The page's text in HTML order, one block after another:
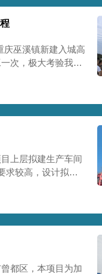
庆巫溪镇新建入城高
次，极大考验我司
，确保工程整体质
上层拟建生产车间
求较高，设计拟采
径为2m，高度为
都区，本项目为加